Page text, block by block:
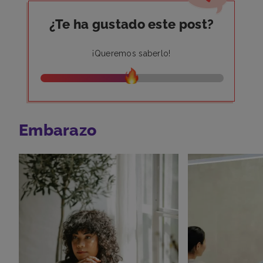
¿Te ha gustado este post?
¡Queremos saberlo!
Embarazo